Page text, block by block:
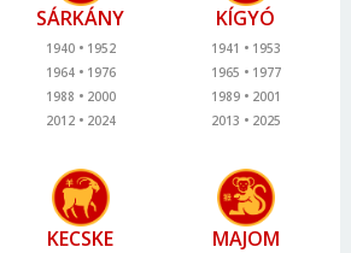
SÁRKÁNY
1940
1952
1964
1976
1988
2000
2012
2024
KÍGYÓ
1941
1953
1965
1977
1989
2001
2013
2025
KECSKE MAJOM